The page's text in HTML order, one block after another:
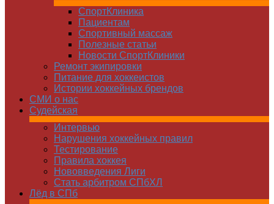
СпортКлиника
Пациентам
Спортивный массаж
Полезные статьи
Новости СпортКлиники
Ремонт экипировки
Питание для хоккеистов
Истории хоккейных брендов
СМИ о нас
Судейская
Интервью
Нарушения хоккейных правил
Тестирование
Правила хоккея
Нововведения Лиги
Стать арбитром СПбХЛ
Лёд в СПб